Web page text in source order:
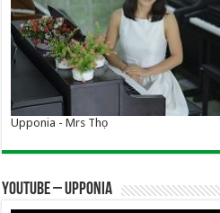
Upponia - Mrs Thọ
YOUTUBE – UPPONIA